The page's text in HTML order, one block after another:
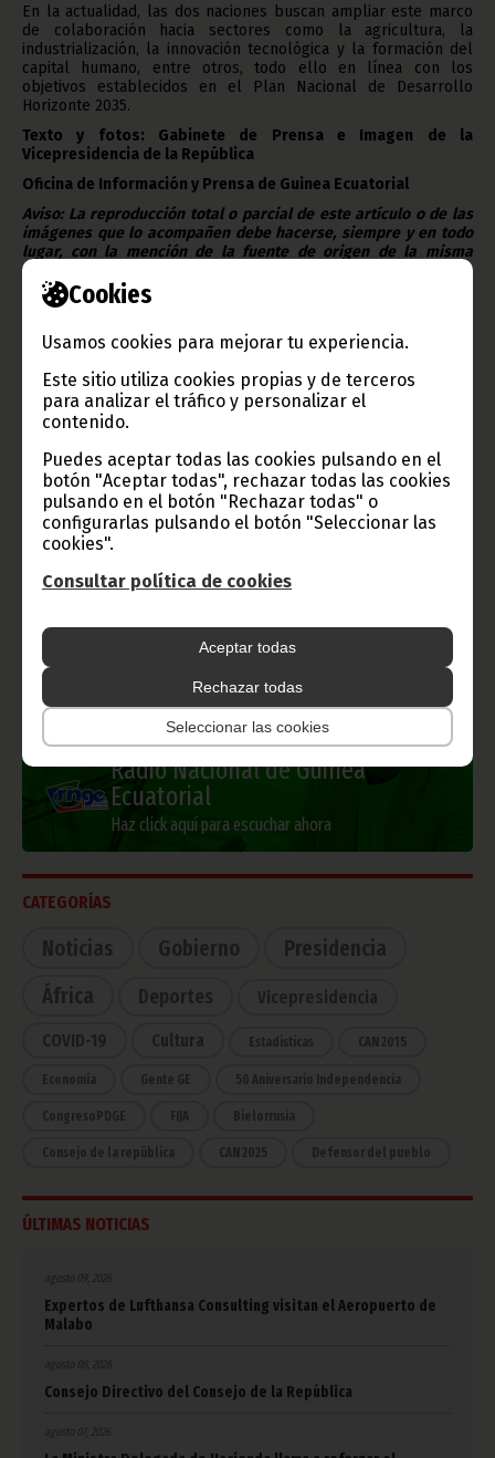
Cookies
Usamos cookies para mejorar tu experiencia.
Este sitio utiliza cookies propias y de terceros
para analizar el tráfico y personalizar el
contenido.
Puedes aceptar todas las cookies pulsando en el
botón "Aceptar todas", rechazar todas las cookies
pulsando en el botón "Rechazar todas" o
configurarlas pulsando el botón "Seleccionar las
cookies".
Consultar política de cookies
Aceptar todas
Rechazar todas
Seleccionar las cookies
En la actualidad, las dos naciones buscan ampliar este marco
de colaboración hacia sectores como la agricultura, la
industrialización, la innovación tecnológica y la formación del
capital humano, entre otros, todo ello en línea con los
objetivos establecidos en el Plan Nacional de Desarrollo
Horizonte 2035.
Texto y fotos: Gabinete de Prensa e Imagen de la
Vicepresidencia de la República
Oficina de Información y Prensa de Guinea Ecuatorial
Aviso: La reproducción total o parcial de este artículo o de las
imágenes que lo acompañen debe hacerse, siempre y en todo
lugar, con la mención de la fuente de origen de la misma
(Oficina de Información y Prensa de Guinea Ecuatorial).
Gobierno e Instituciones
Información de Guinea Ecuatorial
Radio Nacional de Guinea
Ecuatorial
Haz click aquí para escuchar ahora
CATEGORÍAS
Noticias Gobierno
Presidencia
África
Deportes Vicepresidencia
COVID-19 Cultura Estadísticas CAN 2015
Economía Gente GE 50 Aniversario Independencia
CongresoPDGE FIJA Bielorrusia
Consejo de la república CAN 2025 Defensor del pueblo
ÚLTIMAS NOTICIAS
agosto 09, 2026
Expertos de Lufthansa Consulting visitan el Aeropuerto de
Malabo
Consejo Directivo del Consejo de la República
agosto 07, 2026